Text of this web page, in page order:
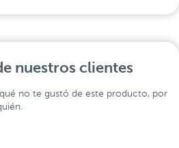
nuestros clientes
no te gustó de este producto, por